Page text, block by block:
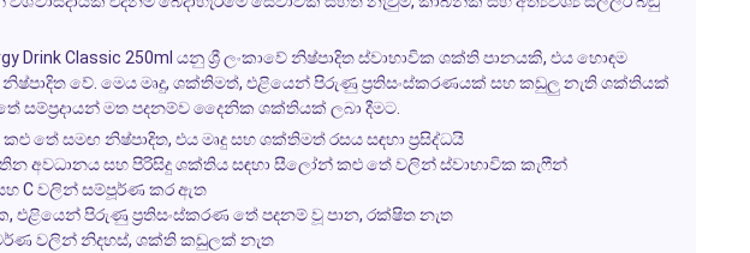
Drink Classic 250ml යනු ශ්‍රී ලංකාවේ නිෂ්පාදිත ස්වාභාවික ශක්ති පානයකි, එය හොඳම
වේ. මෙය මෘදු, ශක්තිමත්, එළියෙන් පිරුණු ප්‍රතිසංස්කරණයක් සහ කඩුලු නැති ශක්තියක්
සම්ප්‍රදායන් මත පදනම්ව දෛනික ශක්තියක් ලබා දීමට.
තේ සමඟ නිෂ්පාදිත, එය මෘදු සහ ශක්තිමත් රසය සඳහා ප්‍රසිද්ධයි
අවධානය සහ පිරිසිදු ශක්තිය සඳහා සීලෝන් කළු තේ වලින් ස්වාභාවික කැෆීන්
C වලින් සම්පූර්ණ කර ඇත
එළියෙන් පිරුණු ප්‍රතිසංස්කරණ තේ පදනම් වූ පාන, රක්ෂිත නැත
වලින් නිදහස්, ශක්ති කඩුලක් නැත